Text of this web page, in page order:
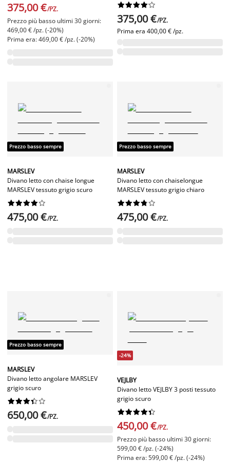
375,00 €/PZ.
Prezzo più basso ultimi 30 giorni:
469,00 € /pz. (-20%)
Prima era: 469,00 € /pz. (-20%)






375,00 €/PZ.
Prima era 400,00 € /pz.
Prezzo basso sempre
MARSLEV
Divano letto con chaise longue
MARSLEV tessuto grigio scuro






475,00 €/PZ.
Prezzo basso sempre
MARSLEV
Divano letto con chaiselongue
MARSLEV tessuto grigio chiaro






475,00 €/PZ.
Prezzo basso sempre
MARSLEV
Divano letto angolare MARSLEV
grigio scuro






650,00 €/PZ.
-24%
VEJLBY
Divano letto VEJLBY 3 posti tessuto
grigio scuro






450,00 €/PZ.
Prezzo più basso ultimi 30 giorni:
599,00 € /pz. (-24%)
Prima era: 599,00 € /pz. (-24%)